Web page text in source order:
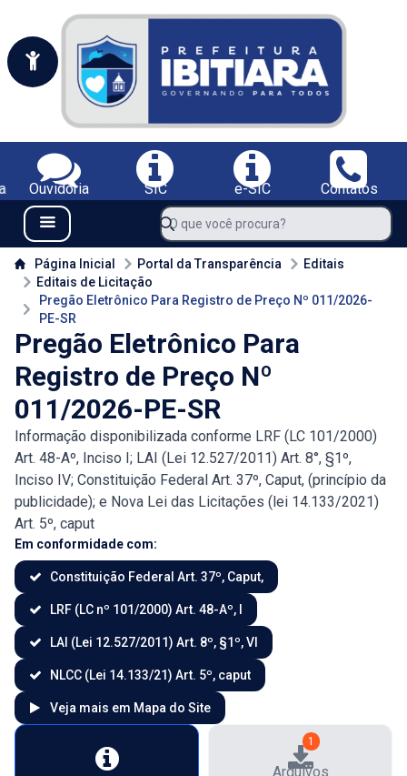
Portal da Prefeitura Municipal de Ibitiara-BA
Serviços da Prefeitura Municipal de Ibitiara-BA;
Ouvidoria SIC e-SIC
Contatos
Navegue pelo portal da Prefeitura de Ibitiara-BA
Menu Bar
O que você procura?
Conteúdo da Prefeitura de Ibitiara-BA
Página Inicial Portal da Transparência
Editais
Editais de Licitação
Pregão Eletrônico Para Registro de Preço Nº 011/2026-
PE-SR
Pregão Eletrônico Para
Registro de Preço Nº
011/2026-PE-SR
Informação disponibilizada conforme LRF (LC 101/2000)
Art. 48-Aº, Inciso I; LAI (Lei 12.527/2011) Art. 8°, §1º,
Inciso IV; Constituição Federal Art. 37º, Caput, (princípio da
publicidade); e Nova Lei das Licitações (lei 14.133/2021)
Art. 5º, caput
Em conformidade com:
Constituição Federal Art. 37º, Caput,
LRF (LC nº 101/2000) Art. 48-Aº, I
LAI (Lei 12.527/2011) Art. 8º, §1º, VI
NLCC (Lei 14.133/21) Art. 5º, caput
Veja mais em Mapa do Site
1
Arquivos